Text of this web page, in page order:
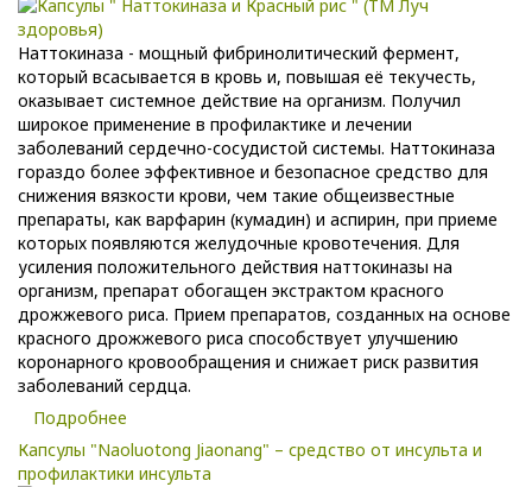
Наттокиназа - мощный фибринолитический фермент,
который всасывается в кровь и, повышая её текучесть,
оказывает системное действие на организм. Получил
широкое применение в профилактике и лечении
заболеваний сердечно-сосудистой системы. Наттокиназа
гораздо более эффективное и безопасное средство для
снижения вязкости крови, чем такие общеизвестные
препараты, как варфарин (кумадин) и аспирин, при приеме
которых появляются желудочные кровотечения. Для
усиления положительного действия наттокиназы на
организм, препарат обогащен экстрактом красного
дрожжевого риса. Прием препаратов, созданных на основе
красного дрожжевого риса способствует улучшению
коронарного кровообращения и снижает риск развития
заболеваний сердца.
Подробнее
Капсулы "Naoluotong Jiaonang" – средство от инсульта и
профилактики инсульта